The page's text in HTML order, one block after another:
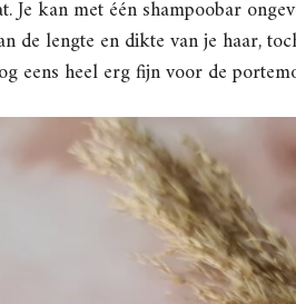
Je kan met één shampoobar
de lengte en dikte van je haar,
eens heel erg fijn voor de